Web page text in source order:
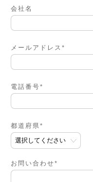
会社名
メールアドレス*
電話番号*
都道府県*
お問い合わせ*